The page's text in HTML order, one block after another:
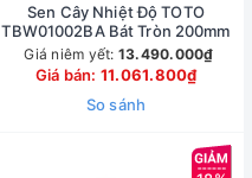
Sen Cây Nhiệt Độ TOTO
TBW01002BA Bát Tròn 200mm
Giá niêm yết: 13.490.000₫
Giá bán: 11.061.800₫
So sánh